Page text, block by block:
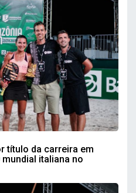
título da carreira em
italiana no